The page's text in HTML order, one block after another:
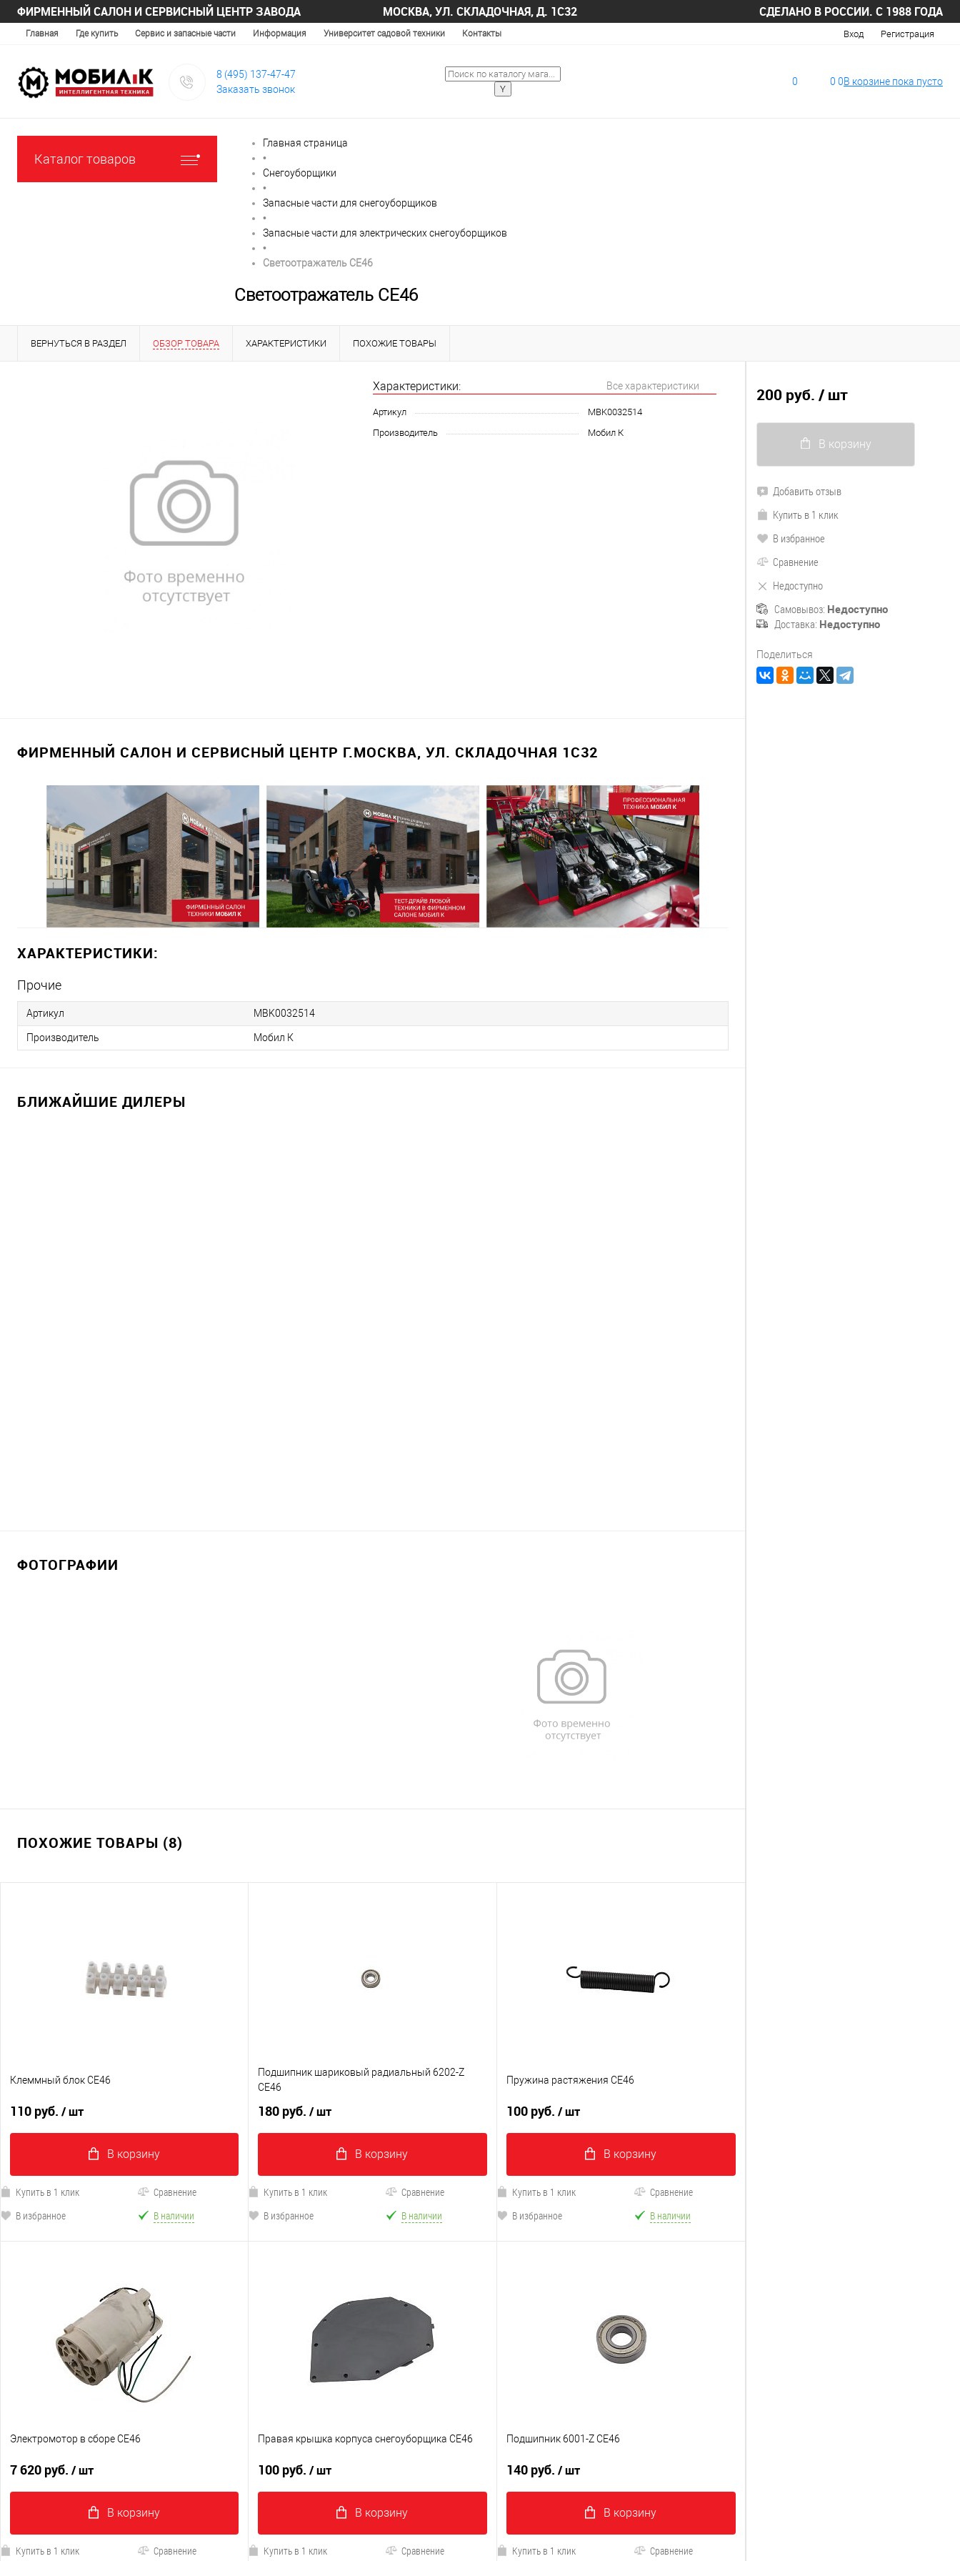
ФИРМЕННЫЙ САЛОН И СЕРВИСНЫЙ ЦЕНТР ЗАВОДА МОСКВА, УЛ. СКЛАДОЧНАЯ, Д. 1С32 СДЕЛАНО В РОССИИ. С 1988 ГОДА
Главная Где купить Сервис и запасные части Информация Университет садовой техники Контакты Вход Регистрация
8 (495) 137-47-47
Заказать звонок
0 0 0В корзине пока пусто
Каталог товаров
Главная страница
•
Снегоуборщики
•
Запасные части для снегоуборщиков
•
Запасные части для электрических снегоуборщиков
•
Светоотражатель CE46
Светоотражатель CE46
ВЕРНУТЬСЯ В РАЗДЕЛ ОБЗОР ТОВАРА ХАРАКТЕРИСТИКИ ПОХОЖИЕ ТОВАРЫ
Характеристики: Все характеристики
Артикул
MBK0032514
Производитель
Мобил К
ФИРМЕННЫЙ САЛОН И СЕРВИСНЫЙ ЦЕНТР Г.МОСКВА, УЛ. СКЛАДОЧНАЯ 1С32
ХАРАКТЕРИСТИКИ:
Прочие
Артикул MBK0032514
Производитель Мобил К
БЛИЖАЙШИЕ ДИЛЕРЫ
ФОТОГРАФИИ
ПОХОЖИЕ ТОВАРЫ (8)
Клеммный блок CE46
110 руб. / шт
В корзину
Купить в 1 клик
Сравнение
В избранное
В наличии
Подшипник шариковый радиальный 6202-Z
CE46
180 руб./ шт
В корзину
Купить в 1 клик
Сравнение
В избранное
В наличии
Пружина растяжения CE46
100 руб. / шт
В корзину
Купить в 1 клик
Сравнение
В избранное
В наличии
Электромотор в сборе CE46
7 620 руб. / шт
В корзину
Купить в 1 клик Сравнение
Правая крышка корпуса снегоуборщика CE46
100 руб./ шт
В корзину
Купить в 1 клик Сравнение
Подшипник 6001-Z CE46
140 руб. / шт
В корзину
Купить в 1 клик Сравнение
200 руб. / шт
В корзину
Добавить отзыв
Купить в 1 клик
В избранное
Сравнение
Недоступно
Самовывоз: Недоступно
Доставка: Недоступно
Поделиться